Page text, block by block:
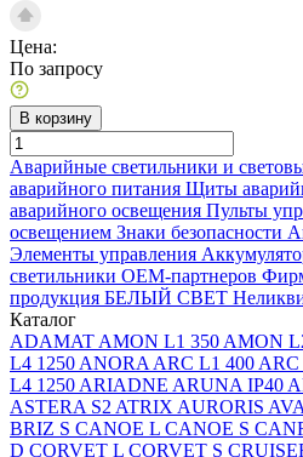
Цена:
По запросу
В корзину
Аварийные светильники и
аварийного питания Щиты
аварийного освещения Пульты
освещением Знаки безопасности
Элементы управления
светильники ОЕМ-партнеров
продукция БЕЛЫЙ СВЕТ
Каталог
ADAMAT AMON L1 350 AMON
L4 1250 ANORA ARC L1 400 ARC
L4 1250 ARIADNE ARUNA IP40
ASTERA S2 ATRIX AURORIS
BRIZ S CANOE L CANOE S
D CORVET L CORVET S